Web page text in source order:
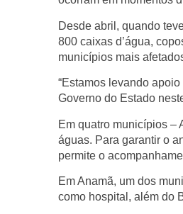
Desde abril, quando
800 caixas d’água,
municípios mais
“Estamos levando
Governo do Estado
Em quatro municípios –
águas. Para garantir o
permite o
Em Anamã, um dos
como hospital, além do